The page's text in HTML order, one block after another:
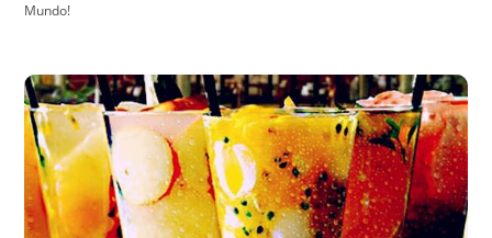
Mundo!